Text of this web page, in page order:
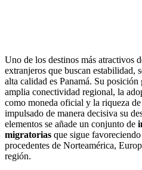
Uno de los destinos más atractivos
extranjeros que buscan estabilidad,
alta calidad es Panamá. Su
amplia conectividad regional, la
como moneda oficial y la riqueza de
impulsado de manera decisiva su
elementos se añade un conjunto de
migratorias que sigue
procedentes de Norteamérica,
región.